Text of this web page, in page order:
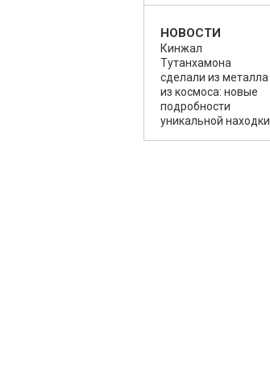
НОВОСТИ
Кинжал
Тутанхамона
сделали из металла
из космоса: новые
подробности
уникальной находки